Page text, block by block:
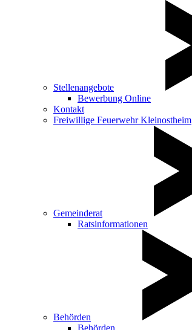
Stellenangebote
Bewerbung Online
Kontakt
Freiwillige Feuerwehr Kleinostheim
Gemeinderat
Ratsinformationen
Behörden
Behörden